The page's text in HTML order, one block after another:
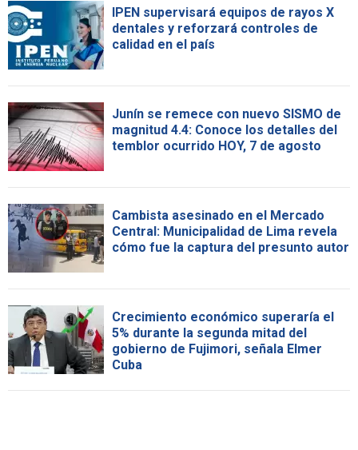
IPEN supervisará equipos de rayos X
dentales y reforzará controles de
calidad en el país
Junín se remece con nuevo SISMO de
magnitud 4.4: Conoce los detalles del
temblor ocurrido HOY, 7 de agosto
Cambista asesinado en el Mercado
Central: Municipalidad de Lima revela
cómo fue la captura del presunto autor
Crecimiento económico superaría el
5% durante la segunda mitad del
gobierno de Fujimori, señala Elmer
Cuba